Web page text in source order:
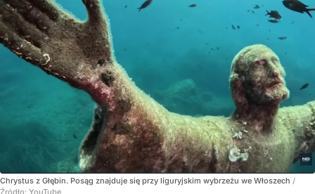
Chrystus z Głębin. Posąg znajduje się przy liguryjskim wybrzeżu we Włoszech /